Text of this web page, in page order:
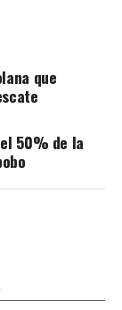
que
50% de la